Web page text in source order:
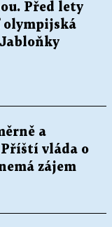
Před lety
olympijská
a
vláda o
zájem